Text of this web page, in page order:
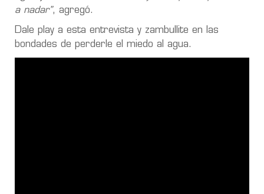
a nadar”, agregó.
Dale play a esta entrevista y zambullite en las
bondades de perderle el miedo al agua.